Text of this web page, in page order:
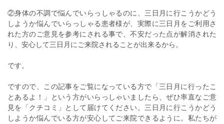
②身体の不調で悩んでいらっしゃるのに、三日月に行こうかどう
しようか悩んでいらっしゃる患者様が、実際に三日月をご利用さ
れた方のご意見を参考にされる事で、不安だった点が解消された
り、安心して三日月にご来院されることが出来るから。
です。
ですので、この記事をご覧になっている方で「三日月に行ったこ
とあるよ！」という方がいらっしゃいましたら、ぜひ率直なご意
見を「クチコミ」として届けてください。三日月に行こうかどう
しようか悩んでいる方が安心してご来院できるように。私たちが